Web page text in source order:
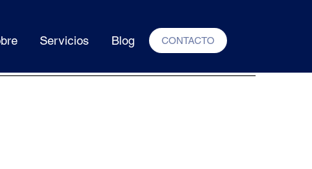
Servicios Blog CONTACTO